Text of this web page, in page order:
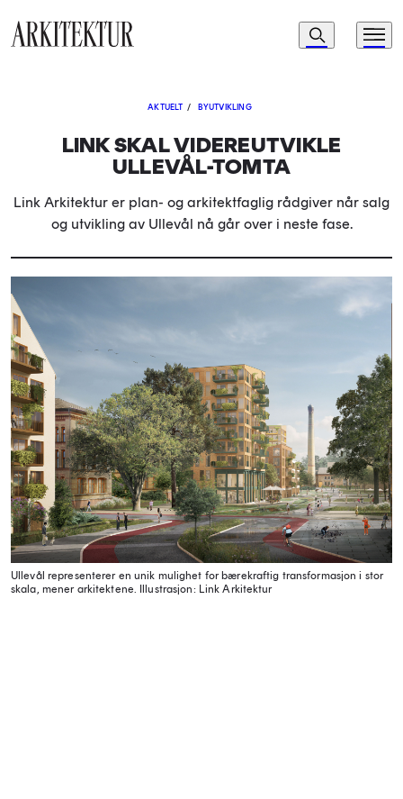
Navigasjon
Søk Meny
AKTUELT / BYUTVIKLING
LINK SKAL VIDEREUTVIKLE
ULLEVÅL-TOMTA
Link Arkitektur er plan- og arkitektfaglig rådgiver når salg
og utvikling av Ullevål nå går over i neste fase.
Ullevål representerer en unik mulighet for bærekraftig transformasjon i stor
skala, mener arkitektene. Illustrasjon: Link Arkitektur